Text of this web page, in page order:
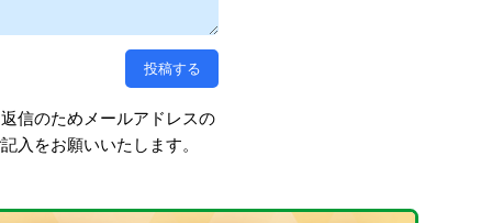
信のためメールアドレスの
入をお願いいたします。